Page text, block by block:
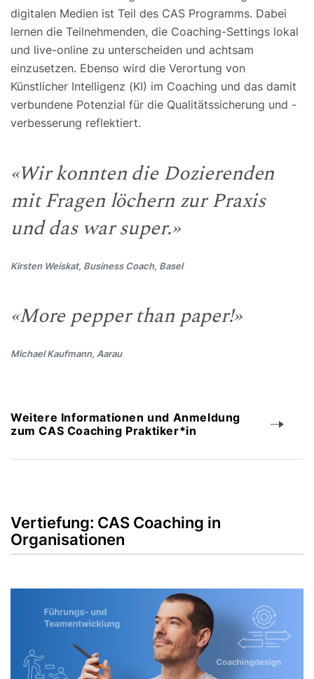
digitalen Medien ist Teil des CAS Programms. Dabei
lernen die Teilnehmenden, die Coaching-Settings lokal
und live-online zu unterscheiden und achtsam
einzusetzen. Ebenso wird die Verortung von
Künstlicher Intelligenz (KI) im Coaching und das damit
verbundene Potenzial für die Qualitätssicherung und -
verbesserung reflektiert.
«Wir konnten die Dozierenden
mit Fragen löchern zur Praxis
und das war super.»
Kirsten Weiskat, Business Coach, Basel
«More pepper than paper!»
Michael Kaufmann, Aarau
Weitere Informationen und Anmeldung
zum CAS Coaching Praktiker*in
Vertiefung: CAS Coaching in
Organisationen